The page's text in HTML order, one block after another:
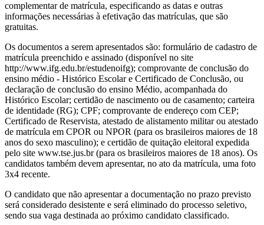
complementar de matrícula, especificando as datas e outras
informações necessárias à efetivação das matrículas, que são
gratuitas.
Os documentos a serem apresentados são: formulário de cadastro de
matrícula preenchido e assinado (disponível no site
http://www.ifg.edu.br/estudenoifg); comprovante de conclusão do
ensino médio - Histórico Escolar e Certificado de Conclusão, ou
declaração de conclusão do ensino Médio, acompanhada do
Histórico Escolar; certidão de nascimento ou de casamento; carteira
de identidade (RG); CPF; comprovante de endereço com CEP;
Certificado de Reservista, atestado de alistamento militar ou atestado
de matrícula em CPOR ou NPOR (para os brasileiros maiores de 18
anos do sexo masculino); e certidão de quitação eleitoral expedida
pelo site www.tse.jus.br (para os brasileiros maiores de 18 anos). Os
candidatos também devem apresentar, no ato da matrícula, uma foto
3x4 recente.
O candidato que não apresentar a documentação no prazo previsto
será considerado desistente e será eliminado do processo seletivo,
sendo sua vaga destinada ao próximo candidato classificado.